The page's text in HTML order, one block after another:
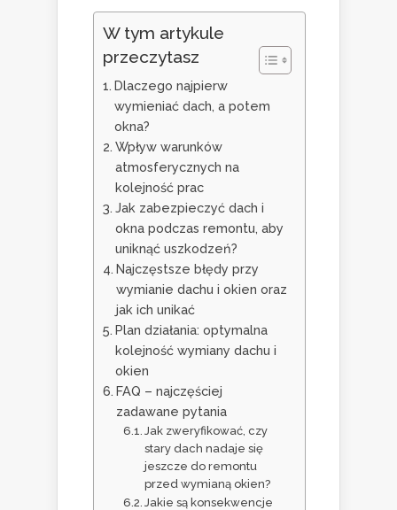
W tym artykule
przeczytasz
Dlaczego najpierw
wymieniać dach, a potem
okna?
Wpływ warunków
atmosferycznych na
kolejność prac
Jak zabezpieczyć dach i
okna podczas remontu, aby
uniknąć uszkodzeń?
Najczęstsze błędy przy
wymianie dachu i okien oraz
jak ich unikać
Plan działania: optymalna
kolejność wymiany dachu i
okien
FAQ – najczęściej
zadawane pytania
Jak zweryfikować, czy
stary dach nadaje się
jeszcze do remontu
przed wymianą okien?
Jakie są konsekwencje